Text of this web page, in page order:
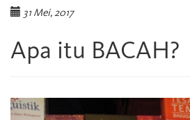
31 Mei, 2017
Apa itu BACAH?